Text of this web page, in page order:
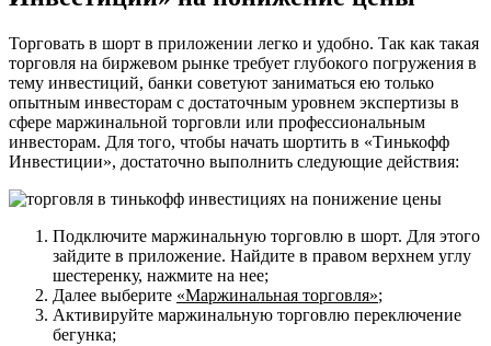
Торговать в шорт в приложении легко и удобно. Так как такая
торговля на биржевом рынке требует глубокого погружения в
тему инвестиций, банки советуют заниматься ею только
опытным инвесторам с достаточным уровнем экспертизы в
сфере маржинальной торговли или профессиональным
инвесторам. Для того, чтобы начать шортить в «Тинькофф
Инвестиции», достаточно выполнить следующие действия:
Подключите маржинальную торговлю в шорт. Для этого
зайдите в приложение. Найдите в правом верхнем углу
шестеренку, нажмите на нее;
Далее выберите «Маржинальная торговля»;
Активируйте маржинальную торговлю переключение
бегунка;